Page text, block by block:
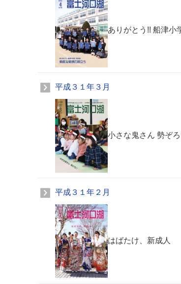
ありがとう!! 船津小
平成３１年３月
小さな鬼さん 勢ぞ
平成３１年２月
はばたけ、新成人